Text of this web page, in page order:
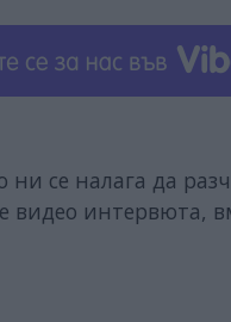
се налага да
видео интервюта,